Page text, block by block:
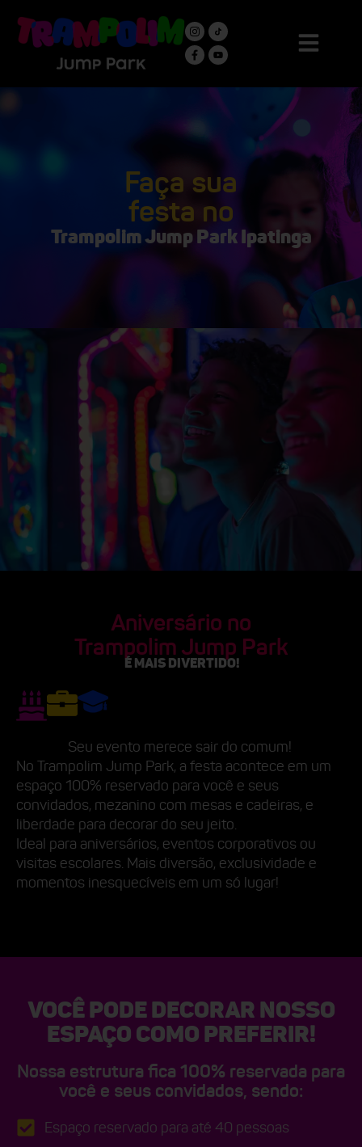
Faça sua
festa no
Trampolim Jump ParkIpatinga
Aniversário no
Trampolim Jump Park
É MAIS DIVERTIDO!
Seu evento merece sair do comum!
No Trampolim Jump Park, a festa acontece em um
espaço 100% reservado para você e seus
convidados, mezanino com mesas e cadeiras, e
liberdade para decorar do seu jeito.
Ideal para aniversários, eventos corporativos ou
visitas escolares. Mais diversão, exclusividade e
momentos inesquecíveis em um só lugar!
VOCÊ PODE DECORAR NOSSO
ESPAÇO COMO PREFERIR!
Nossa estrutura fica 100% reservada para
você e seus convidados, sendo:
Espaço reservado para até 40 pessoas